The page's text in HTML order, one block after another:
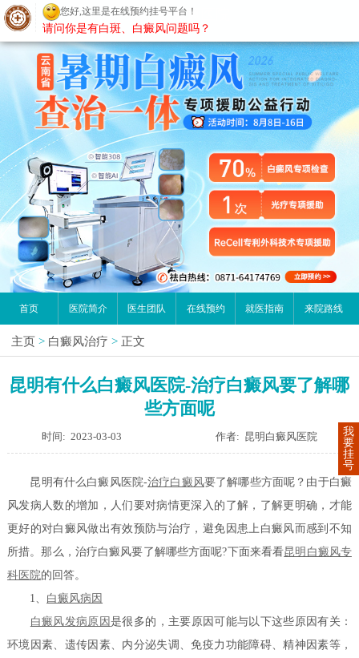
昆明白癜风医院
首页 医院简介 医生团队 在线预约 就医指南 来院路线
主页 > 白癜风治疗 > 正文
昆明有什么白癜风医院-治疗白癜风要了解哪
些方面呢
时间: 2023-03-03 作者: 昆明白癜风医院
昆明有什么白癜风医院-治疗白癜风要了解哪些方面呢？由于白癜
风发病人数的增加，人们要对病情更深入的了解，了解更明确，才能
更好的对白癜风做出有效预防与治疗，避免因患上白癜风而感到不知
所措。那么，治疗白癜风要了解哪些方面呢?下面来看看昆明白癜风专
科医院的回答。
1、 白癜风病因
白癜风发病原因是很多的，主要原因可能与以下这些原因有关：
环境因素、遗传因素、内分泌失调、免疫力功能障碍、精神因素等，
我
要
挂
号
您好,这里是在线预约挂号平台！
请问你是有白斑、白癜风问题吗？